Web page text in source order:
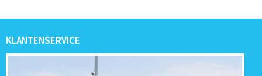
KLANTENSERVICE